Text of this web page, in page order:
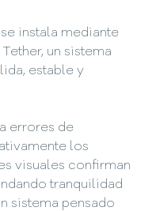
instala mediante
un sistema
estable y
errores de
los
visuales confirman
tranquilidad
sistema pensado